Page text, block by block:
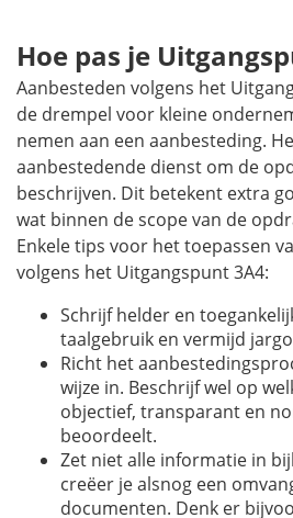
Hoe pas je
Aanbesteden volgens het
de drempel voor kleine
nemen aan een aanbesteding.
aanbestedende dienst om de
beschrijven. Dit betekent extra
wat binnen de scope van de
Enkele tips voor het toepassen
volgens het Uitgangspunt 3A4:
Schrijf helder en
taalgebruik en vermijd
Richt het
wijze in. Beschrijf wel op
objectief, transparant en
beoordeelt.
Zet niet alle informatie in
creëer je alsnog een
documenten. Denk er